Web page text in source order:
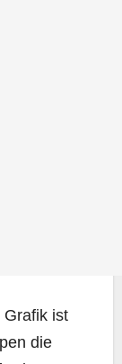
Gra­fik ist
die